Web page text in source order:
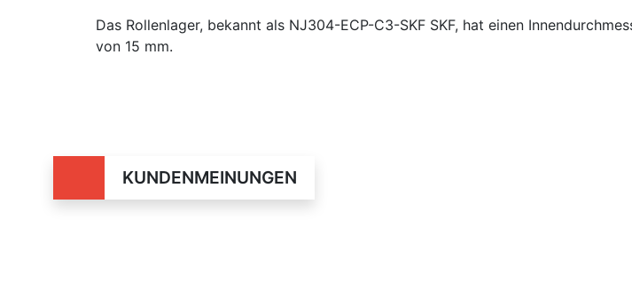
Das Rollenlager, bekannt als NJ304-ECP-C3-SKF SKF, hat einen
von 15 mm.
KUNDENMEINUNGEN